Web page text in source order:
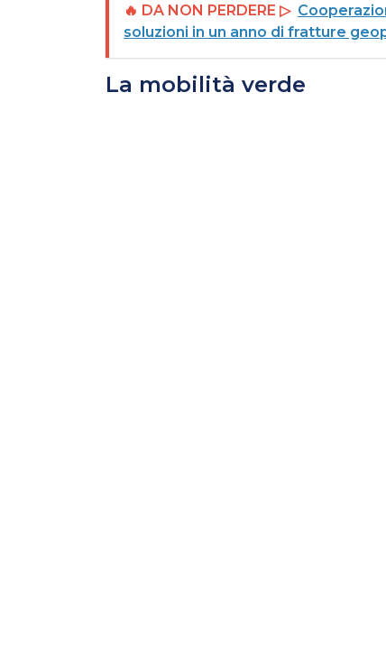
🔥 DA NON PERDERE ▷
soluzioni in un anno di fratture
La mobilità verde